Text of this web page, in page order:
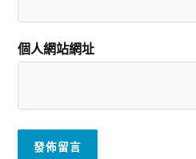
個人網站網址